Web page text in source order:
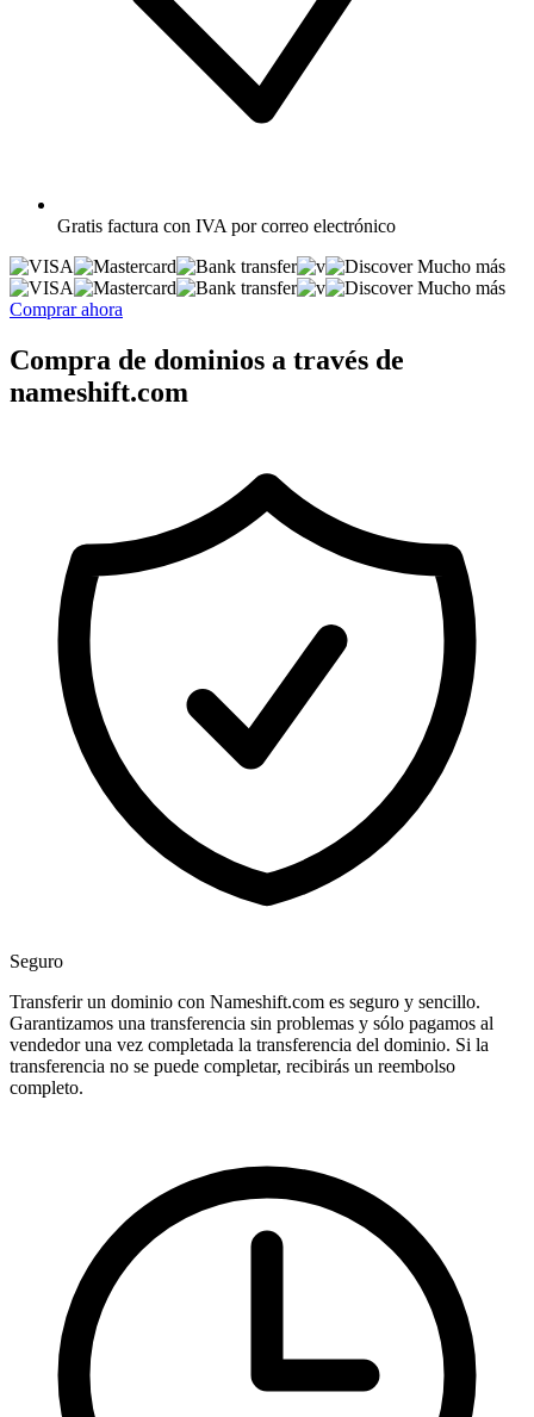
Gratis factura con IVA por correo electrónico
Mucho más
Mucho más
Comprar ahora
Compra de dominios a través de
nameshift.com
Seguro
Transferir un dominio con Nameshift.com es seguro y sencillo.
Garantizamos una transferencia sin problemas y sólo pagamos al
vendedor una vez completada la transferencia del dominio. Si la
transferencia no se puede completar, recibirás un reembolso
completo.